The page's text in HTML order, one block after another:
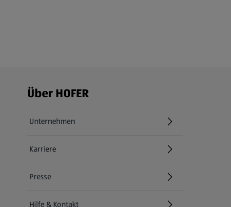
Fußzeilenmenü - weitere Links
Über HOFER
Unternehmen
Karriere
(öffnet in einem neuen Tab)
Presse
Hilfe & Kontakt